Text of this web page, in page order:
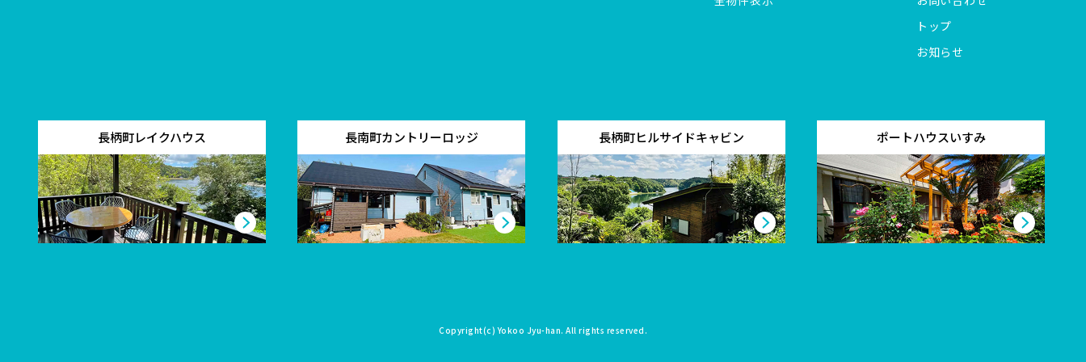
トップ
お知らせ
長柄町レイクハウス 長南町カントリーロッジ 長柄町ヒルサイドキャビン ポートハウスいすみ
Copyright(c)Yokoo Jyu-han. All rights reserved.